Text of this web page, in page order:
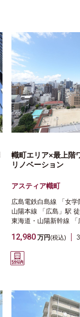
幟町エリア×最上階
リノベーション
アスティア幟町
広島電鉄白島線 「女
山陽本線
「広島」駅
東海道・山陽新幹線
12,980 万円(税込)